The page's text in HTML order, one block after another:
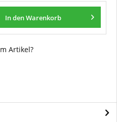
In denWarenkorb
Artikel?